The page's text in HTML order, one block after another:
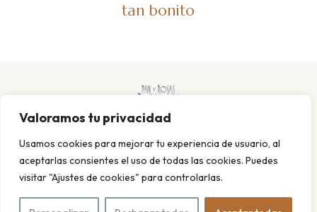
Valoramos tu privacidad
Usamos cookies para mejorar tu experiencia de usuario, al
aceptarlas consientes el uso de todas las cookies. Puedes
visitar "Ajustes de cookies" para controlarlas.
tan bonito
© 2026 Pan y rosas. Todos los derechos reservados. Diseño